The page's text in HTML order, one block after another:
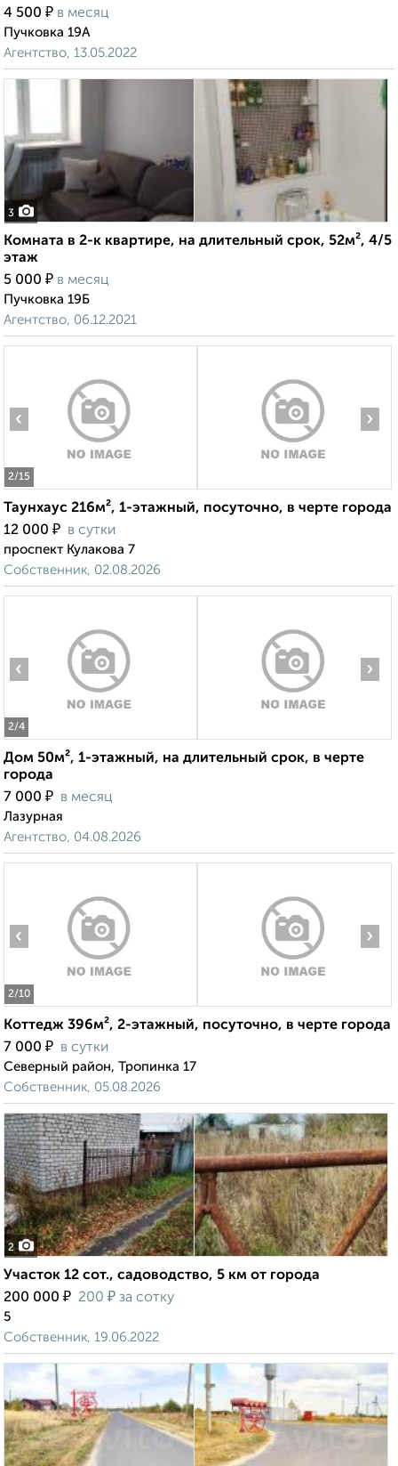
4 500 ₽ в месяц
Пучковка 19А
Агентство, 13.05.2022
3
Комната в 2-к квартире, на длительный срок, 52м², 4/5
этаж
5 000 ₽ в месяц
Пучковка 19Б
Агентство, 06.12.2021
2/15
‹ ›
Таунхаус 216м², 1-этажный, посуточно, в черте города
12 000 ₽ в сутки
проспект Кулакова 7
Собственник, 02.08.2026
2/4
‹ ›
Дом 50м², 1-этажный, на длительный срок, в черте
города
7 000 ₽ в месяц
Лазурная
Агентство, 04.08.2026
2/10
‹ ›
Коттедж 396м², 2-этажный, посуточно, в черте города
7 000 ₽ в сутки
Северный район, Тропинка 17
Собственник, 05.08.2026
2
Участок 12 сот., садоводство, 5 км от города
200 000 ₽ 200 ₽ за сотку
5
Собственник, 19.06.2022